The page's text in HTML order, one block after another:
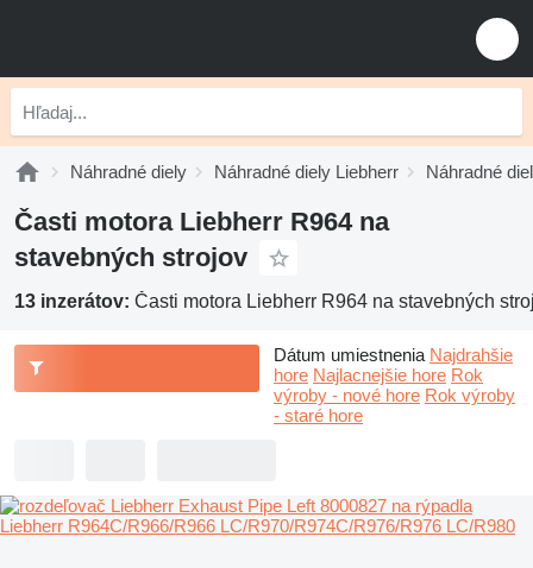
Náhradné diely Náhradné diely Liebherr Náhradné
Časti motora Liebherr R964 na
stavebných strojov
13 inzerátov: Časti motora Liebherr R964 na stavebných
Dátum umiestnenia Najdrahšie
hore Najlacnejšie hore Rok
výroby - nové hore Rok výroby
- staré hore